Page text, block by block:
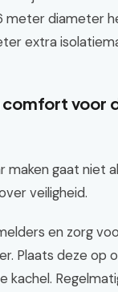
meter diameter
extra
voor
maken gaat niet
veiligheid.
en zorg
Plaats deze op
kachel.